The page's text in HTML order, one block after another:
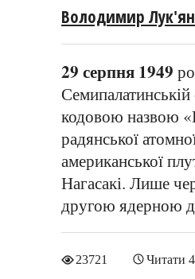
Володимир
29 серпня 1949
кодовою назвою
радянської
американської
Нагасакі. Лише
другою ядерною
23721 Читати